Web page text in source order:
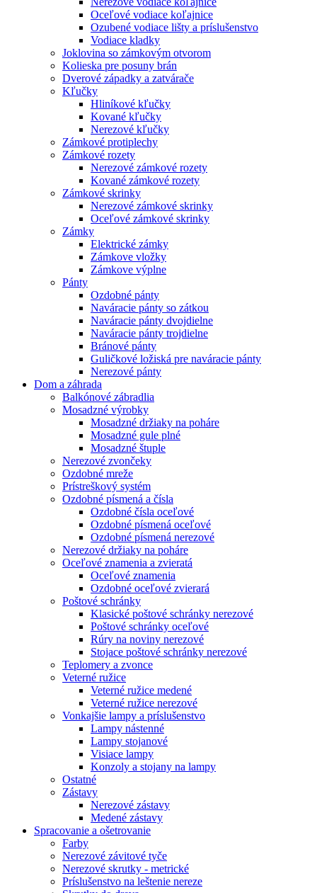
Oceľové vodiace koľajnice
Ozubené vodiace lišty a príslušenstvo
Vodiace kladky
Joklovina so zámkovým otvorom
Kolieska pre posuny brán
Dverové západky a zatvárače
Kľučky
Hliníkové kľučky
Kované kľučky
Nerezové kľučky
Zámkové protiplechy
Zámkové rozety
Nerezové zámkové rozety
Kované zámkové rozety
Zámkové skrinky
Nerezové zámkové skrinky
Oceľové zámkové skrinky
Zámky
Elektrické zámky
Zámkove vložky
Zámkove výplne
Pánty
Ozdobné pánty
Naváracie pánty so zátkou
Naváracie pánty dvojdielne
Naváracie pánty trojdielne
Bránové pánty
Guličkové ložiská pre naváracie pánty
Nerezové pánty
Dom a záhrada
Balkónové zábradlia
Mosadzné výrobky
Mosadzné držiaky na poháre
Mosadzné gule plné
Mosadzné štuple
Nerezové zvončeky
Ozdobné mreže
Prístreškový systém
Ozdobné písmená a čísla
Ozdobné čísla oceľové
Ozdobné písmená oceľové
Ozdobné písmená nerezové
Nerezové držiaky na poháre
Oceľové znamenia a zvieratá
Oceľové znamenia
Ozdobné oceľové zvierará
Poštové schránky
Klasické poštové schránky nerezové
Poštové schránky oceľové
Rúry na noviny nerezové
Stojace poštové schránky nerezové
Teplomery a zvonce
Veterné ružice
Veterné ružice medené
Veterné ružice nerezové
Vonkajšie lampy a príslušenstvo
Lampy nástenné
Lampy stojanové
Visiace lampy
Konzoly a stojany na lampy
Ostatné
Zástavy
Nerezové zástavy
Medené zástavy
Spracovanie a ošetrovanie
Farby
Nerezové závitové tyče
Nerezové skrutky - metrické
Príslušenstvo na leštenie nereze